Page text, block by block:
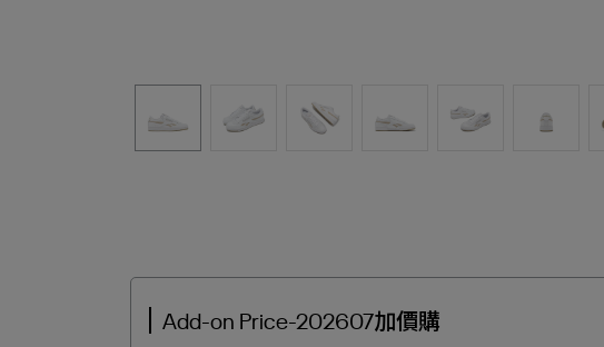
Add-on Price-202607加價購